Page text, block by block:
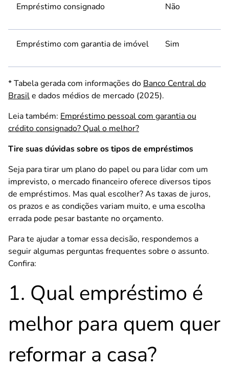
Empréstimo consignado Não
Empréstimo com garantia de imóvel Sim
* Tabela gerada com informações do Banco Central do
Brasile dados médios de mercado (2025).
Leia também: Empréstimo pessoal com garantia ou
crédito consignado? Qual o melhor?
Tire suas dúvidas sobre os tipos de empréstimos
Seja para tirar um plano do papel ou para lidar com um
imprevisto, o mercado financeiro oferece diversos tipos
de empréstimos. Mas qual escolher? As taxas de juros,
os prazos e as condições variam muito, e uma escolha
errada pode pesar bastante no orçamento.
Para te ajudar a tomar essa decisão, respondemos a
seguir algumas perguntas frequentes sobre o assunto.
Confira:
1. Qual empréstimo é
melhor para quem quer
reformar a casa?